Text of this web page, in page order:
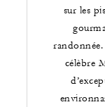
sur les
célèbre